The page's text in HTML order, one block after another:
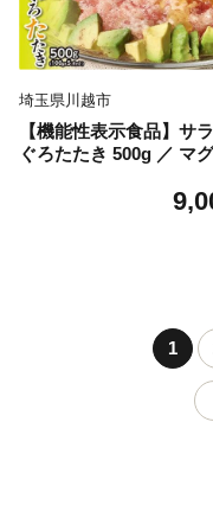
埼玉県川越市
【機能性表示食品】サ
ぐろたたき 500g ／ マ
1